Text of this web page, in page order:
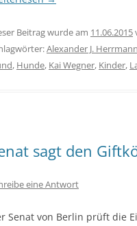
Beitrag wurde am 11.06.2015
Alexander J. Herrmann
, Hunde, Kai Wegner, Kinder,
sagt den
eine Antwort
Senat von Berlin prüft die